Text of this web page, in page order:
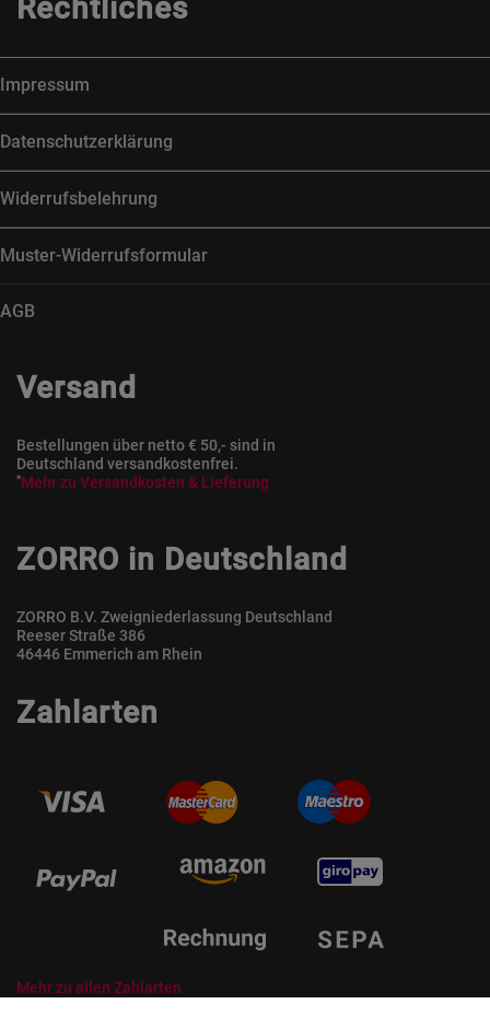
Rechtliches
Impressum
Datenschutzerklärung
Widerrufsbelehrung
Muster-Widerrufsformular
AGB
Versand
Bestellungen über netto € 50,- sind in
Deutschland versandkostenfrei.
*Mehr zu Versandkosten & Lieferung
ZORRO in Deutschland
ZORRO B.V. Zweigniederlassung Deutschland
Reeser Straße 386
46446 Emmerich am Rhein
Zahlarten
Mehr zu allen Zahlarten